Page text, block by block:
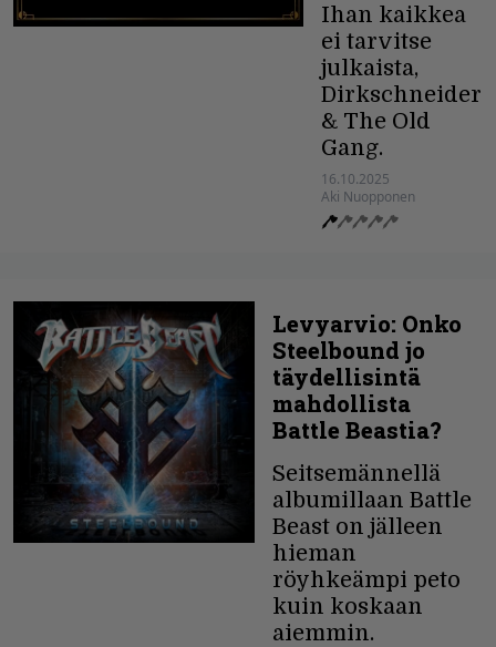
Ihan kaikkea
ei tarvitse
julkaista,
Dirkschneider
& The Old
Gang.
16.10.2025
Aki Nuopponen
Levyarvio: Onko
Steelbound jo
täydellisintä
mahdollista
Battle Beastia?
Seitsemännellä
albumillaan Battle
Beast on jälleen
hieman
röyhkeämpi peto
kuin koskaan
aiemmin.